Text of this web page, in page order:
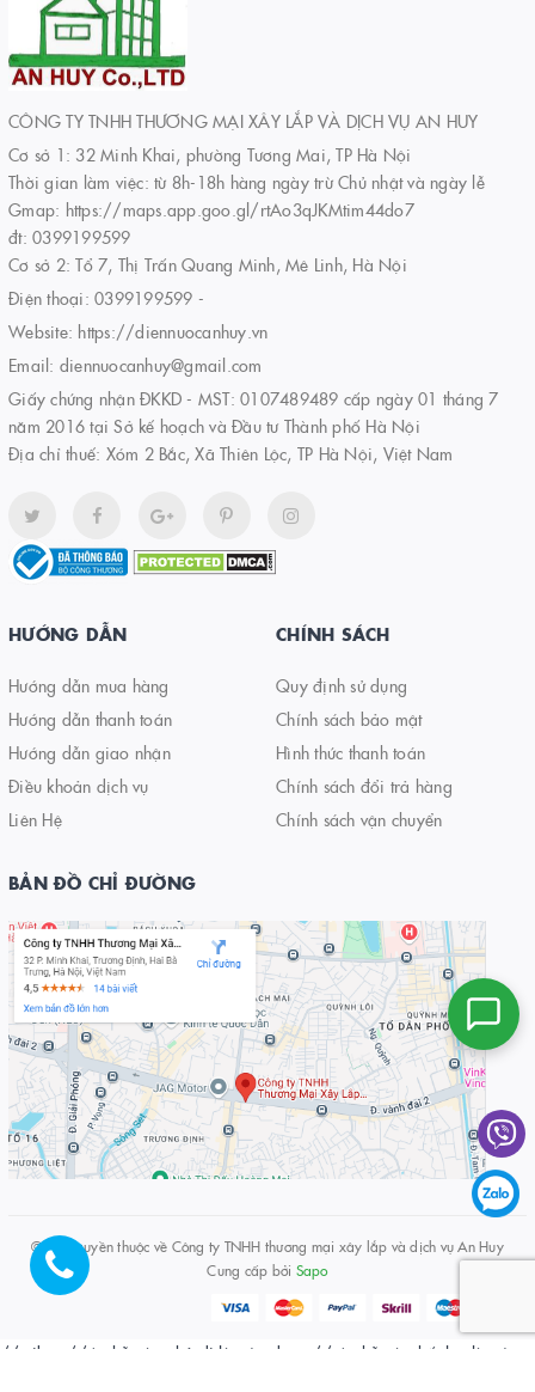
CÔNG TY TNHH THƯƠNG MẠI XÂY LẮP VÀ DỊCH VỤ AN HUY
Cơ sở 1: 32 Minh Khai, phường Tương Mai, TP Hà Nội
Thời gian làm việc: từ 8h-18h hàng ngày trừ Chủ nhật và ngày lễ
Gmap: https://maps.app.goo.gl/rtAo3qJKMtim44do7
đt: 0399199599
Cơ sở 2: Tổ 7, Thị Trấn Quang Minh, Mê Linh, Hà Nội
Điện thoại: 0399199599 -
Website: https://diennuocanhuy.vn
Email: diennuocanhuy@gmail.com
Giấy chứng nhận ĐKKD - MST: 0107489489 cấp ngày 01 tháng 7
năm 2016 tại Sở kế hoạch và Đầu tư Thành phố Hà Nội
Địa chỉ thuế: Xóm 2 Bắc, Xã Thiên Lộc, TP Hà Nội, Việt Nam
HƯỚNG DẪN
Hướng dẫn mua hàng
Hướng dẫn thanh toán
Hướng dẫn giao nhận
Điều khoản dịch vụ
Liên Hệ
CHÍNH SÁCH
Quy định sử dụng
Chính sách bảo mật
Hình thức thanh toán
Chính sách đổi trả hàng
Chính sách vận chuyển
BẢN ĐỒ CHỈ ĐƯỜNG
© Bản quyền thuộc về Công ty TNHH thương mại xây lắp và dịch vụ An Huy
Cung cấp bởi Sapo
// viber //từ chỗ này chở đi là xóa được
// từ chỗ này hất lên là xóa